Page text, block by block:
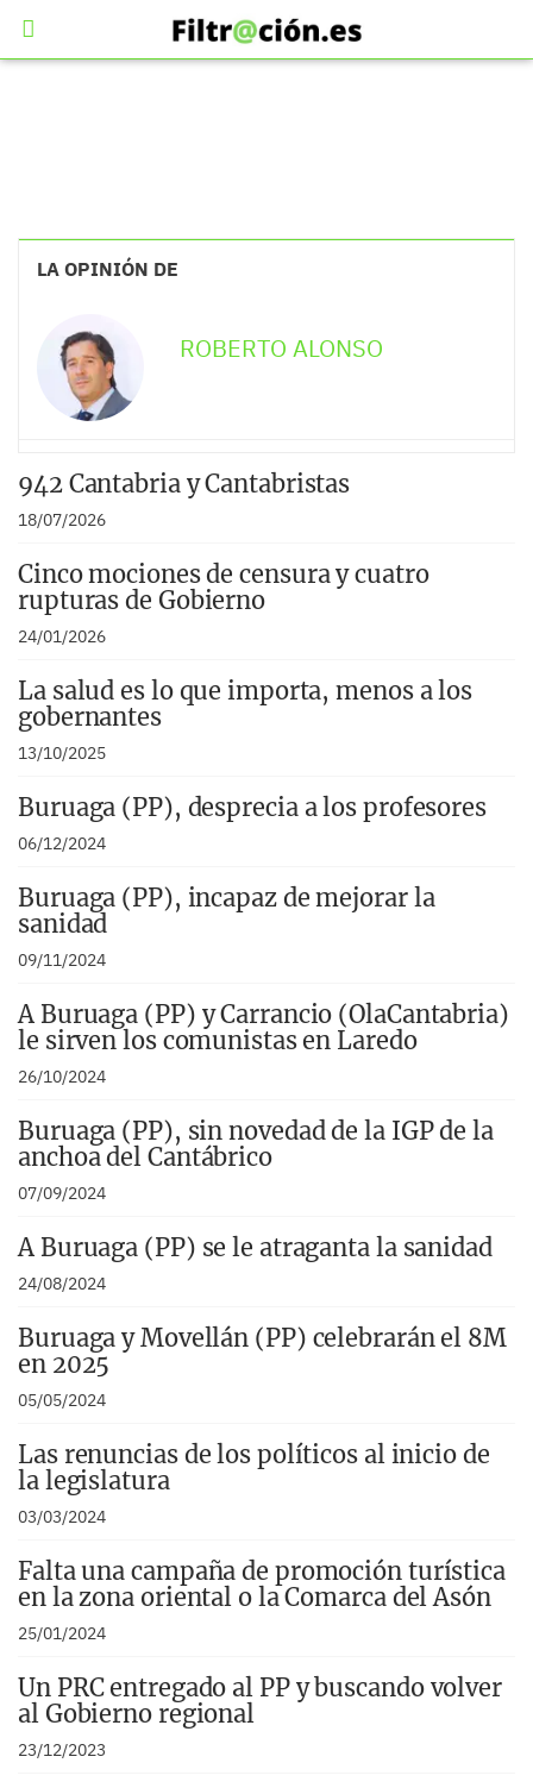
LA OPINIÓN DE
ROBERTO ALONSO
942 Cantabria y Cantabristas
18/07/2026
Cinco mociones de censura y cuatro
rupturas de Gobierno
24/01/2026
La salud es lo que importa, menos a los
gobernantes
13/10/2025
Buruaga (PP), desprecia a los profesores
06/12/2024
Buruaga (PP), incapaz de mejorar la
sanidad
09/11/2024
A Buruaga (PP) y Carrancio (OlaCantabria)
le sirven los comunistas en Laredo
26/10/2024
Buruaga (PP), sin novedad de la IGP de la
anchoa del Cantábrico
07/09/2024
A Buruaga (PP) se le atraganta la sanidad
24/08/2024
Buruaga y Movellán (PP) celebrarán el 8M
en 2025
05/05/2024
Las renuncias de los políticos al inicio de
la legislatura
03/03/2024
Falta una campaña de promoción turística
en la zona oriental o la Comarca del Asón
25/01/2024
Un PRC entregado al PP y buscando volver
al Gobierno regional
23/12/2023